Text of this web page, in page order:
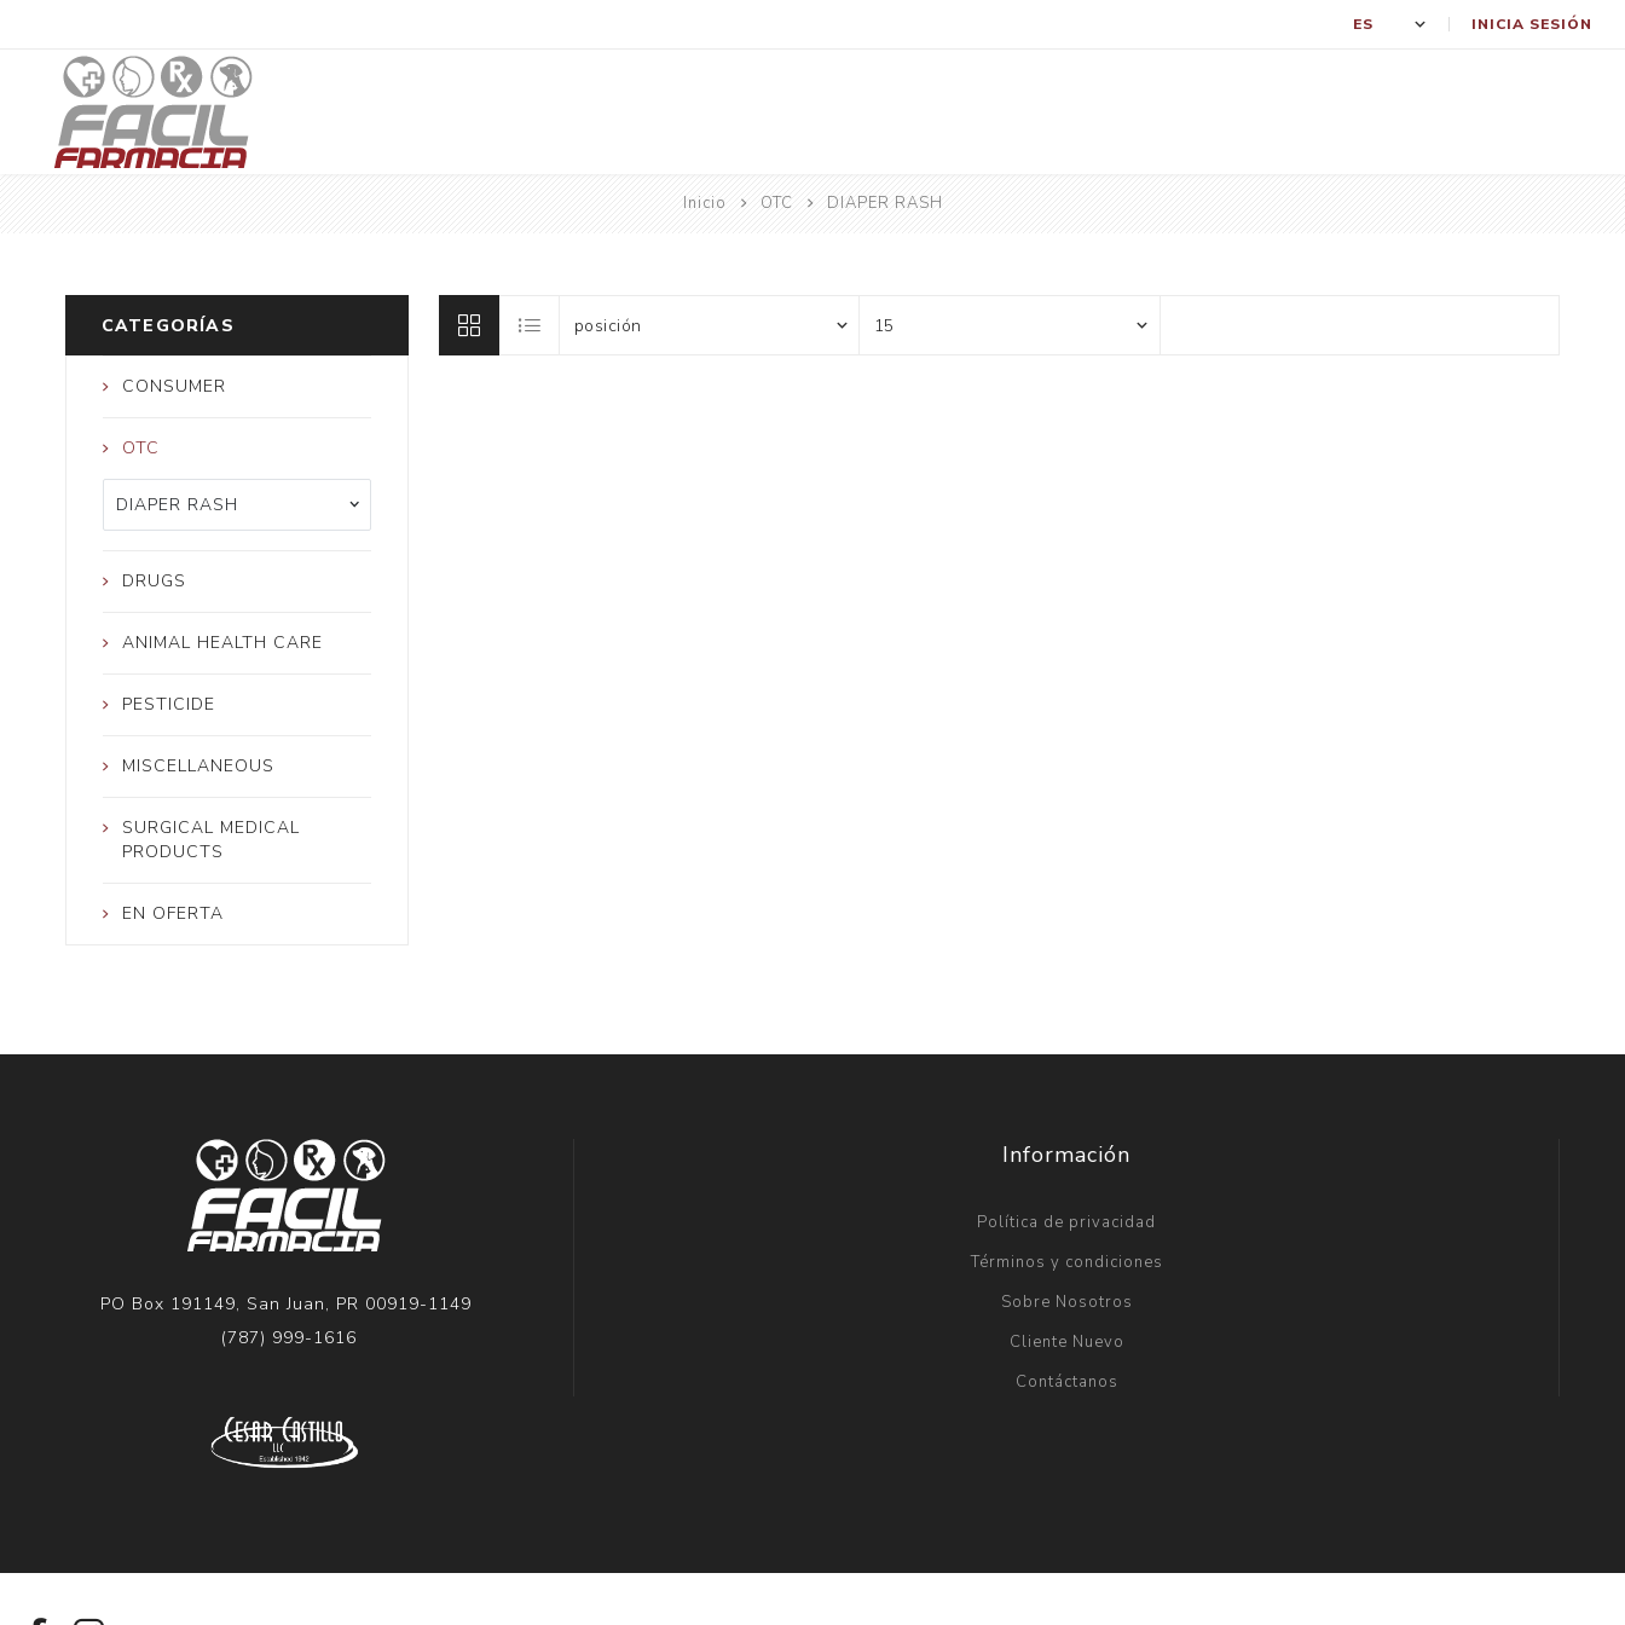
INICIA SESIÓN
Inicio OTC DIAPER RASH
CATEGORÍAS
CONSUMER
OTC
DIAPER RASH
DRUGS
ANIMAL HEALTH CARE
PESTICIDE
MISCELLANEOUS
SURGICAL MEDICAL
PRODUCTS
EN OFERTA
PO Box 191149, San Juan, PR 00919-1149
(787) 999-1616
Información
Política de privacidad
Términos y condiciones
Sobre Nosotros
Cliente Nuevo
Contáctanos